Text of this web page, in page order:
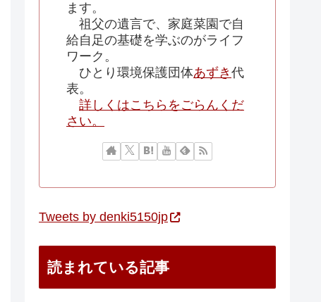
ます。
祖父の遺言で、家庭菜園で自
給自足の基礎を学ぶのがライフ
ワーク。
ひとり環境保護団体あずき 代
表。
詳しくはこちらをごらんくだ
さい。
Tweets by denki5150jp
読まれている記事